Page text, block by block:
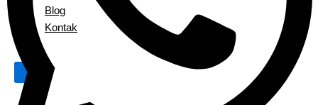
Blog
Kontak
X